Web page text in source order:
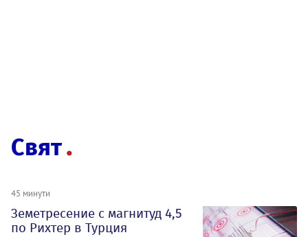
Свят
45 минути
Земетресение с магнитуд 4,5
по Рихтер в Турция